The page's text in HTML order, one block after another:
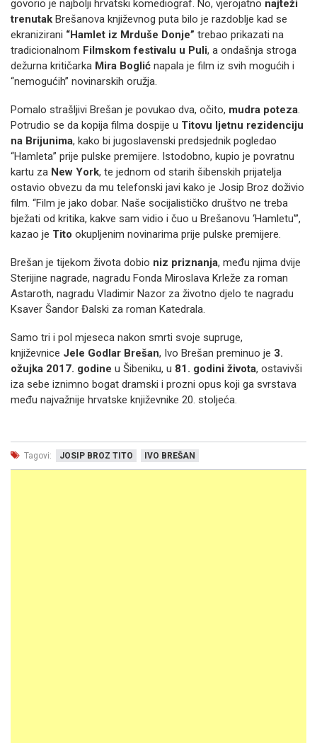
govorio je najbolji hrvatski komediograf. No, vjerojatno najteži
trenutak Brešanova književnog puta bilo je razdoblje kad se
ekranizirani “Hamlet iz Mrduše Donje” trebao prikazati na
tradicionalnom Filmskom festivalu u Puli, a ondašnja stroga
dežurna kritičarka Mira Boglić napala je film iz svih mogućih i
“nemogućih” novinarskih oružja.
Pomalo strašljivi Brešan je povukao dva, očito, mudra poteza.
Potrudio se da kopija filma dospije u Titovu ljetnu rezidenciju
na Brijunima, kako bi jugoslavenski predsjednik pogledao
“Hamleta” prije pulske premijere. Istodobno, kupio je povratnu
kartu za New York, te jednom od starih šibenskih prijatelja
ostavio obvezu da mu telefonski javi kako je Josip Broz doživio
film. “Film je jako dobar. Naše socijalističko društvo ne treba
bježati od kritika, kakve sam vidio i čuo u Brešanovu ‘Hamletu'”,
kazao je Tito okupljenim novinarima prije pulske premijere.
Brešan je tijekom života dobio niz priznanja, među njima dvije
Sterijine nagrade, nagradu Fonda Miroslava Krleže za roman
Astaroth, nagradu Vladimir Nazor za životno djelo te nagradu
Ksaver Šandor Đalski za roman Katedrala.
Samo tri i pol mjeseca nakon smrti svoje supruge,
književnice Jele Godlar Brešan, Ivo Brešan preminuo je 3.
ožujka 2017. godine u Šibeniku, u 81. godini života, ostavivši
iza sebe iznimno bogat dramski i prozni opus koji ga svrstava
među najvažnije hrvatske književnike 20. stoljeća.
Tagovi: JOSIP BROZ TITO IVO BREŠAN